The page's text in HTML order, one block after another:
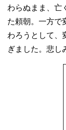
わらぬまま、亡
た頼朝。一方で
わろうとして、
ぎました。悲し